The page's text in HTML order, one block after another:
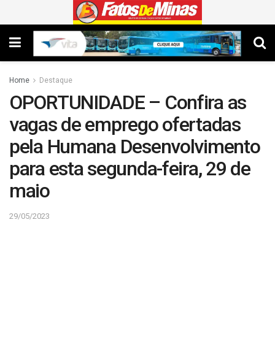
Home Destaque
OPORTUNIDADE – Confira as
vagas de emprego ofertadas
pela Humana Desenvolvimento
para esta segunda-feira, 29 de
maio
29/05/2023